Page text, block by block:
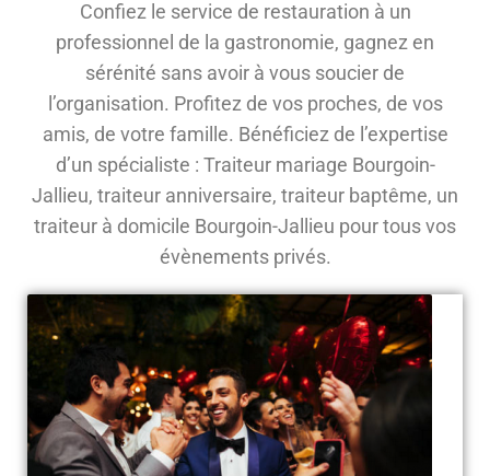
Confiez le service de restauration à un
professionnel de la gastronomie, gagnez en
sérénité sans avoir à vous soucier de
l’organisation. Profitez de vos proches, de vos
amis, de votre famille. Bénéficiez de l’expertise
d’un spécialiste : Traiteur mariage Bourgoin-
Jallieu, traiteur anniversaire, traiteur baptême, un
traiteur à domicile Bourgoin-Jallieu pour tous vos
évènements privés.